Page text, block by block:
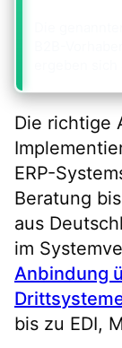
Die richtige
ERP-
Beratung
aus
im
Anbindung
bis zu EDI,